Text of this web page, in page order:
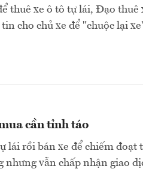
thuê xe ô tô tự lái, Đạo thuê
cho chủ xe để "chuộc lại
cần tỉnh táo
lái rồi bán xe để chiếm đoạt
nhưng vẫn chấp nhận giao